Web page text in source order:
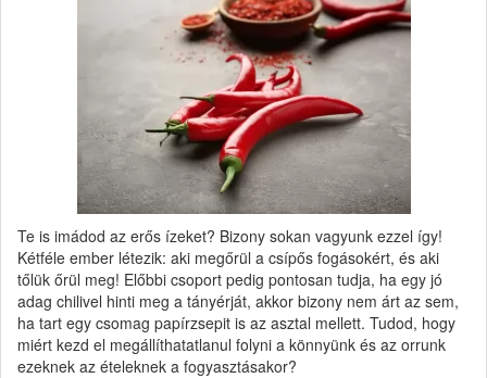
Te is imádod az erős ízeket? Bizony sokan vagyunk ezzel így!
Kétféle ember létezik: aki megőrül a csípős fogásokért, és aki
tőlük őrül meg! Előbbi csoport pedig pontosan tudja, ha egy jó
adag chilivel hinti meg a tányérját, akkor bizony nem árt az sem,
ha tart egy csomag papírzsepit is az asztal mellett. Tudod, hogy
miért kezd el megállíthatatlanul folyni a könnyünk és az orrunk
ezeknek az ételeknek a fogyasztásakor?